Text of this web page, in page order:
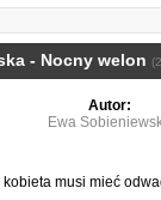
- Nocny welon
Autor:
Ewa
musi mieć